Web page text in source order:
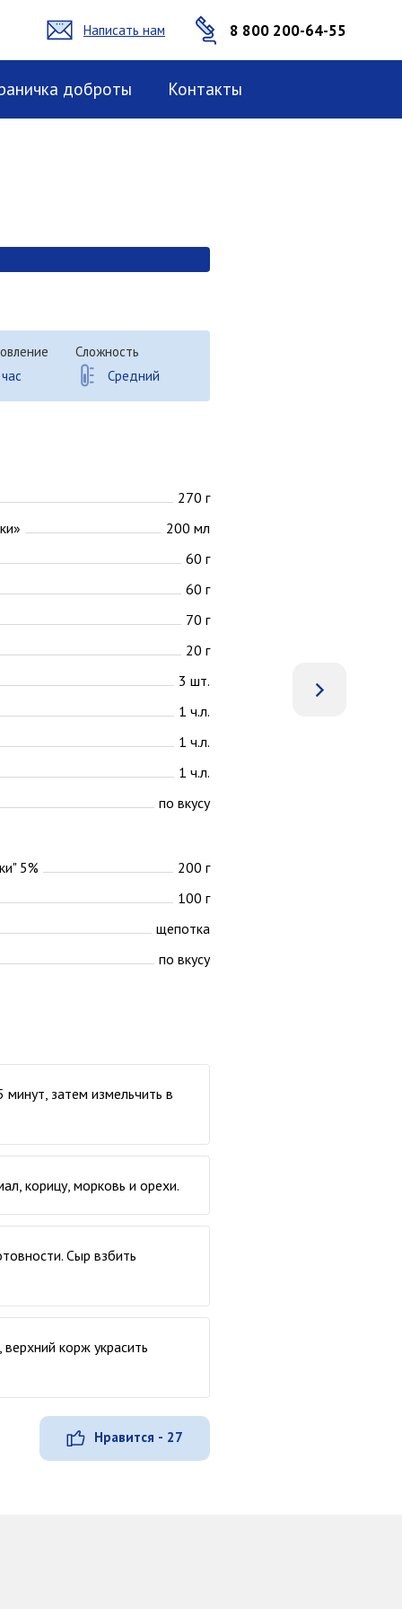
Написать нам 8 800 200-64-55
доброты Контакты
Сложность
Средний
270 г
200 мл
60 г
60 г
70 г
20 г
3 шт.
1 ч.л.
1 ч.л.
1 ч.л.
по вкусу
5%
200 г
100 г
щепотка
по вкусу
затем измельчить в
корицу, морковь и орехи.
Сыр взбить
корж украсить
Нравится - 27